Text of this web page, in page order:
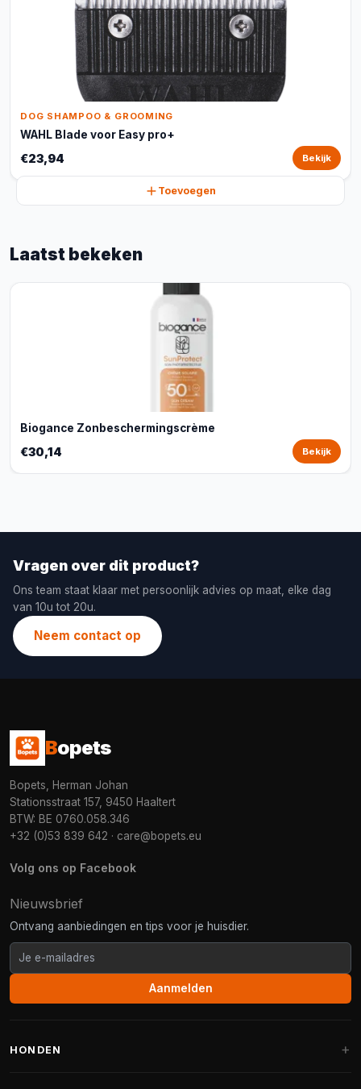
DOG SHAMPOO & GROOMING
WAHL Blade voor Easy pro+
€23,94 Bekijk
Toevoegen
Laatst bekeken
Biogance Zonbeschermingscrème
€30,14 Bekijk
Vragen over dit product?
Ons team staat klaar met persoonlijk advies op maat, elke dag
van 10u tot 20u.
Neem contact op
Bopets
Bopets, Herman Johan
Stationsstraat 157, 9450 Haaltert
BTW: BE 0760.058.346
+32 (0)53 839 642 · care@bopets.eu
Volg ons op Facebook
Nieuwsbrief
Ontvang aanbiedingen en tips voor je huisdier.
Aanmelden
HONDEN